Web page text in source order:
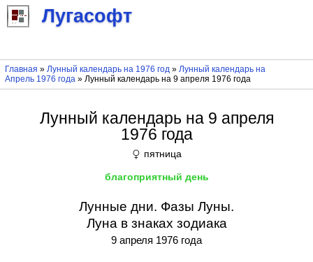
Лугасофт
Главная » Лунный календарь на 1976 год» Лунный календарь на
Апрель 1976 года» Лунный календарь на 9 апреля 1976 года
Лунный календарь на 9 апреля
1976 года
♀ пятница
благоприятный день
Лунные дни. Фазы Луны.
Луна в знаках зодиака
9 апреля 1976 года